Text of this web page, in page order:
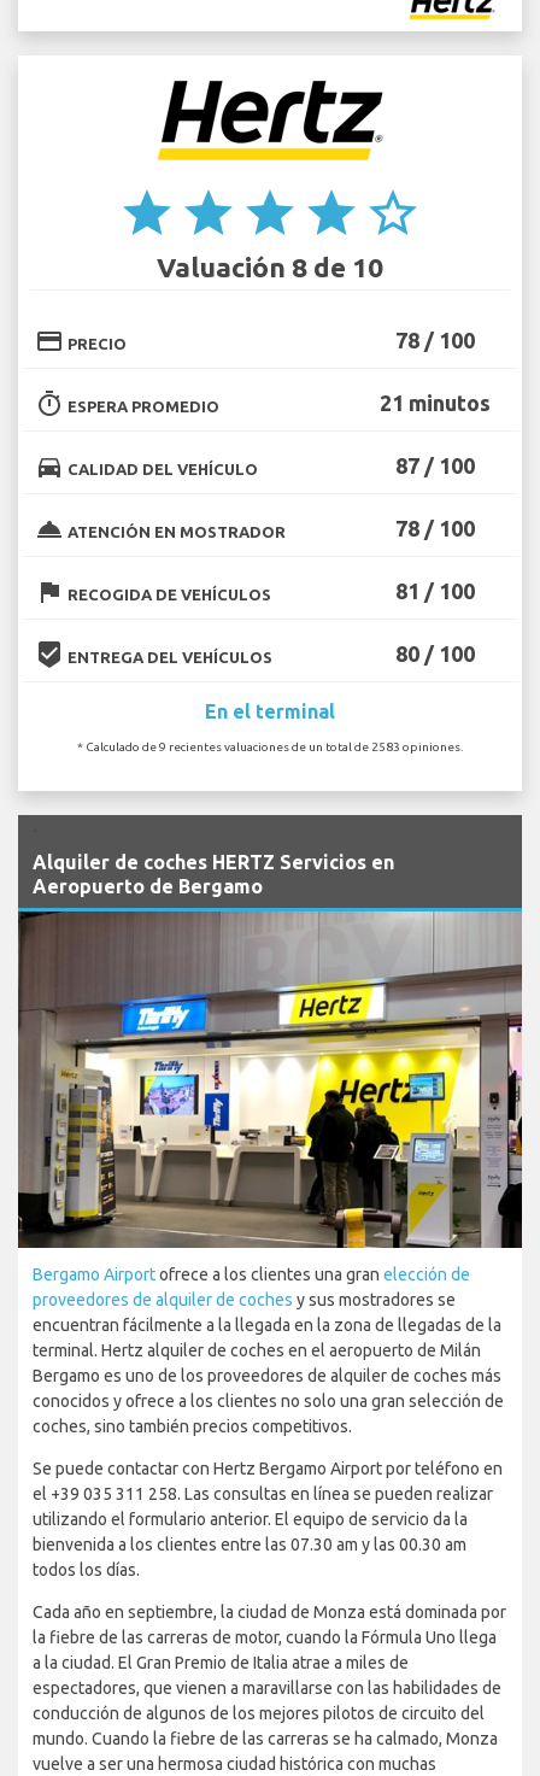
star star star star star_border
Valuación 8 de 10
credit_card PRECIO 78 / 100
timer ESPERA PROMEDIO 21 minutos
directions_car CALIDAD DEL VEHÍCULO 87 / 100
room_service ATENCIÓN EN MOSTRADOR 78 / 100
flag RECOGIDA DE VEHÍCULOS 81 / 100
beenhere ENTREGA DEL VEHÍCULOS 80 / 100
En el terminal
* Calculado de 9 recientes valuaciones de un total de 2583 opiniones.
Alquiler de coches HERTZ Servicios en
Aeropuerto de Bergamo
Bergamo Airportofrece a los clientes una gran elección de
proveedores de alquiler de coches y sus mostradores se
encuentran fácilmente a la llegada en la zona de llegadas de la
terminal. Hertz alquiler de coches en el aeropuerto de Milán
Bergamo es uno de los proveedores de alquiler de coches más
conocidos y ofrece a los clientes no solo una gran selección de
coches, sino también precios competitivos.
Se puede contactar con Hertz Bergamo Airport por teléfono en
el +39 035 311 258. Las consultas en línea se pueden realizar
utilizando el formulario anterior. El equipo de servicio da la
bienvenida a los clientes entre las 07.30 am y las 00.30 am
todos los días.
Cada año en septiembre, la ciudad de Monza está dominada por
la fiebre de las carreras de motor, cuando la Fórmula Uno llega
a la ciudad. El Gran Premio de Italia atrae a miles de
espectadores, que vienen a maravillarse con las habilidades de
conducción de algunos de los mejores pilotos de circuito del
mundo. Cuando la fiebre de las carreras se ha calmado, Monza
vuelve a ser una hermosa ciudad histórica con muchas